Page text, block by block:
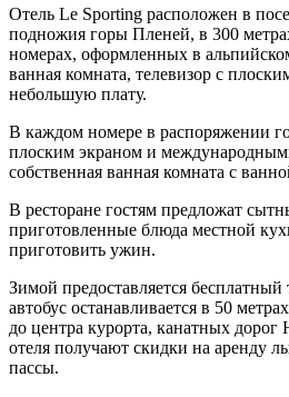
Отель Le Sporting расположен в
подножия горы Пленей, в 300
номерах, оформленных в
ванная комната, телевизор с
небольшую плату.
В каждом номере в распоряжении
плоским экраном и
собственная ванная комната с
В ресторане гостям предложат
приготовленные блюда местной
приготовить ужин.
Зимой предоставляется
автобус останавливается в 50
до центра курорта, канатных
отеля получают скидки на аренду
пассы.